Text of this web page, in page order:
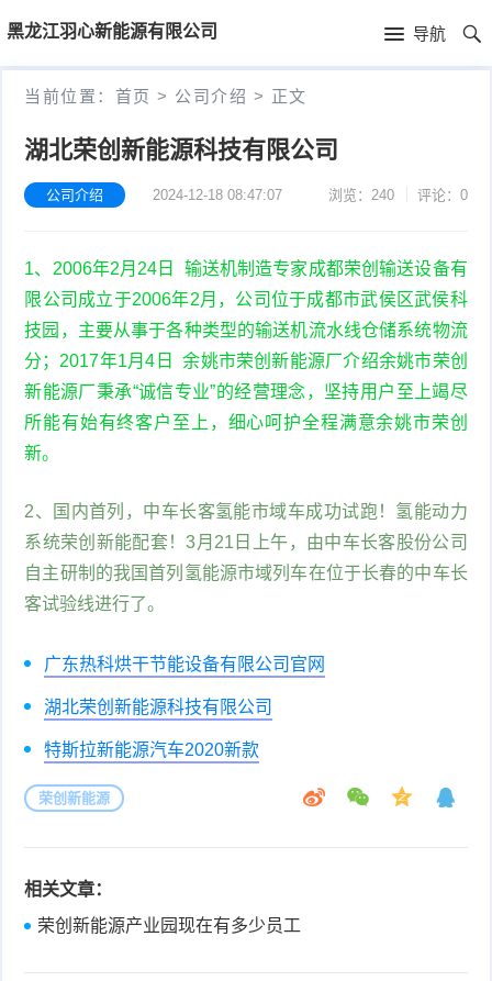
黑龙江羽心新能源有限公司 导航
首
页
首
当前位置： 首页 > 公司介绍 > 正文
湖北荣创新能源科技有限公司
公司介绍 2024-12-18 08:47:07 浏览：240 评论：0
1、2006年2月24日 输送机制造专家成都荣创输送设备有
限公司成立于2006年2月，公司位于成都市武侯区武侯科
技园，主要从事于各种类型的输送机流水线仓储系统物流
分；2017年1月4日 余姚市荣创新能源厂介绍余姚市荣创
新能源厂秉承“诚信专业”的经营理念，坚持用户至上竭尽
所能有始有终客户至上，细心呵护全程满意余姚市荣创
新。
2、国内首列，中车长客氢能市域车成功试跑！氢能动力
系统荣创新能配套！3月21日上午，由中车长客股份公司
自主研制的我国首列氢能源市域列车在位于长春的中车长
客试验线进行了。
广东热科烘干节能设备有限公司官网
湖北荣创新能源科技有限公司
特斯拉新能源汽车2020新款
荣创新能源
相关文章：
荣创新能源产业园现在有多少员工